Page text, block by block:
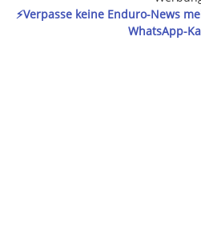
⚡️Verpasse keine Enduro-News
WhatsApp-